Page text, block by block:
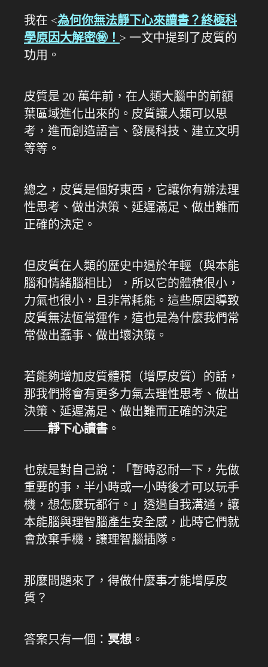
我在 <為何你無法靜下心來讀書？終極科
學原因大解密㊙️！ > 一文中提到了皮質的
功用。
皮質是 20 萬年前，在人類大腦中的前額
葉區域進化出來的。皮質讓人類可以思
考，進而創造語言、發展科技、建立文明
等等。
總之，皮質是個好東西，它讓你有辦法理
性思考、做出決策、延遲滿足、做出難而
正確的決定。
但皮質在人類的歷史中過於年輕（與本能
腦和情緒腦相比），所以它的體積很小，
力氣也很小，且非常耗能。這些原因導致
皮質無法恆常運作，這也是為什麼我們常
常做出蠢事、做出壞決策。
若能夠增加皮質體積（增厚皮質）的話，
那我們將會有更多力氣去理性思考、做出
決策、延遲滿足、做出難而正確的決定
——靜下心讀書 。
也就是對自己說：「暫時忍耐一下，先做
重要的事，半小時或一小時後才可以玩手
機，想怎麼玩都行。」透過自我溝通，讓
本能腦與理智腦產生安全感，此時它們就
會放棄手機，讓理智腦插隊。
那麼問題來了，得做什麼事才能增厚皮
質？
答案只有一個： 冥想 。